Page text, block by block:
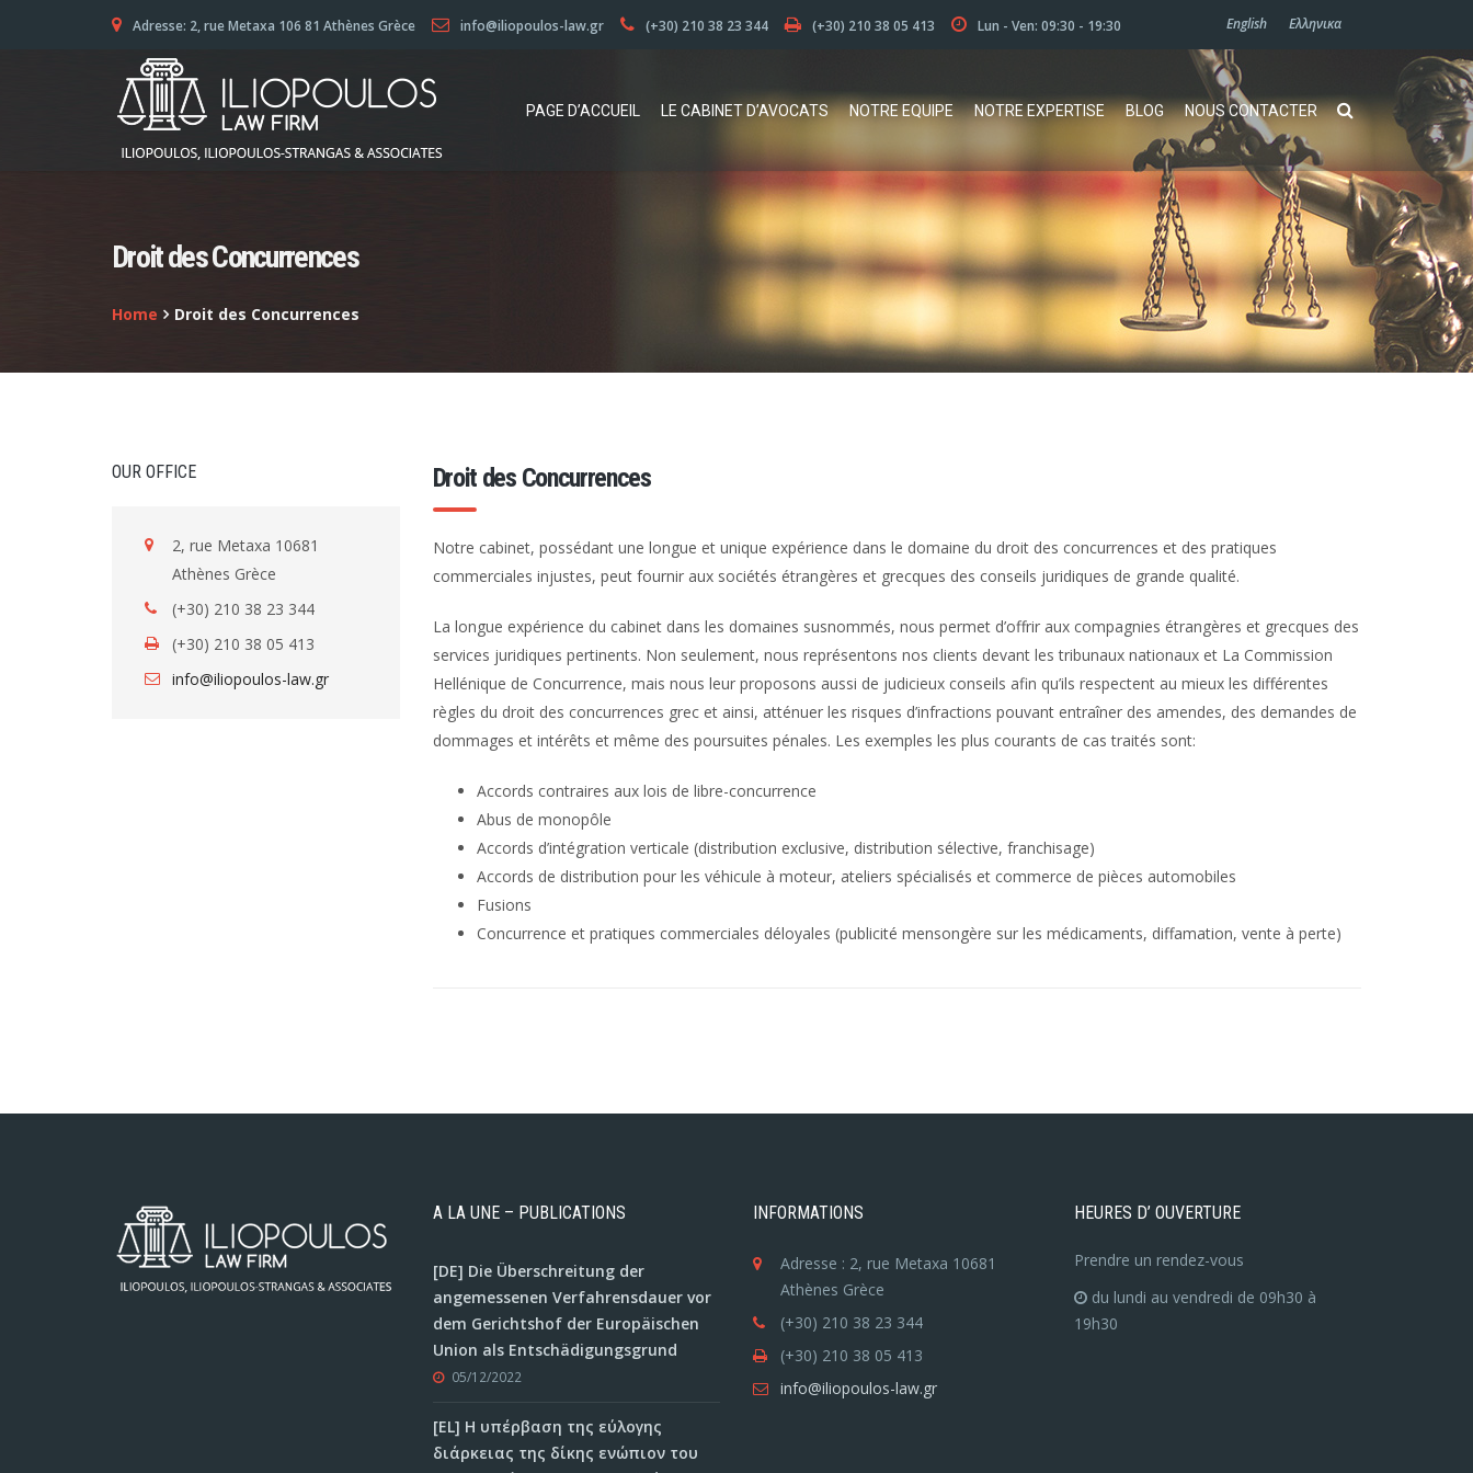
Adresse: 2, rue Metaxa 106 81 Athènes Grèce info@iliopoulos-law.gr (+30) 210 38 23 344 (+30) 210 38 05 413 Lun - Ven: 09:30 - 19:30 English Ελληνικα
PAGE D’ACCUEIL LE CABINET D’AVOCATS NOTRE EQUIPE NOTRE EXPERTISE BLOG NOUS CONTACTER
Droit des Concurrences
Home Droit des Concurrences
Droit des Concurrences
Notre cabinet, possédant une longue et unique expérience dans le domaine du droit des concurrences et des pratiques
commerciales injustes, peut fournir aux sociétés étrangères et grecques des conseils juridiques de grande qualité.
La longue expérience du cabinet dans les domaines susnommés, nous permet d’offrir aux compagnies étrangères et grecques des
services juridiques pertinents. Non seulement, nous représentons nos clients devant les tribunaux nationaux et La Commission
Hellénique de Concurrence, mais nous leur proposons aussi de judicieux conseils afin qu’ils respectent au mieux les différentes
règles du droit des concurrences grec et ainsi, atténuer les risques d’infractions pouvant entraîner des amendes, des demandes de
dommages et intérêts et même des poursuites pénales. Les exemples les plus courants de cas traités sont:
Accords contraires aux lois de libre-concurrence
Abus de monopôle
Accords d’intégration verticale (distribution exclusive, distribution sélective, franchisage)
Accords de distribution pour les véhicule à moteur, ateliers spécialisés et commerce de pièces automobiles
Fusions
Concurrence et pratiques commerciales déloyales (publicité mensongère sur les médicaments, diffamation, vente à perte)
OUR OFFICE
2, rue Metaxa 10681
Athènes Grèce
(+30) 210 38 23 344
(+30) 210 38 05 413
info@iliopoulos-law.gr
A LA UNE – PUBLICATIONS
[DE] Die Überschreitung der
angemessenen Verfahrensdauer vor
dem Gerichtshof der Europäischen
Union als Entschädigungsgrund
05/12/2022
[EL] Η υπέρβαση της εύλογης
διάρκειας της δίκης ενώπιον του
INFORMATIONS
Adresse : 2, rue Metaxa 10681
Athènes Grèce
(+30) 210 38 23 344
(+30) 210 38 05 413
info@iliopoulos-law.gr
HEURES D’ OUVERTURE
Prendre un rendez-vous
du lundi au vendredi de 09h30 à
19h30